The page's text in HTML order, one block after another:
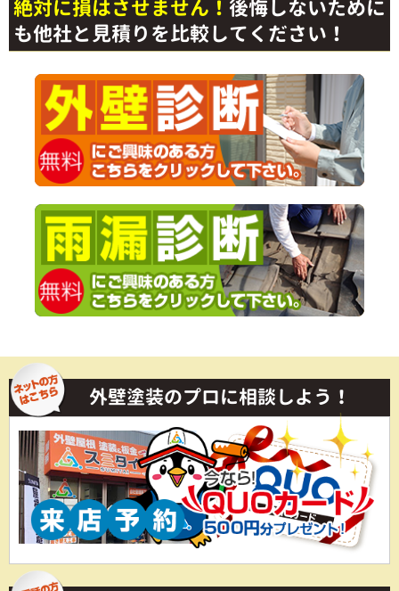
絶対に損はさせません！ 後悔しないために
も他社と見積りを比較してください！
外壁塗装のプロに相談しよう！